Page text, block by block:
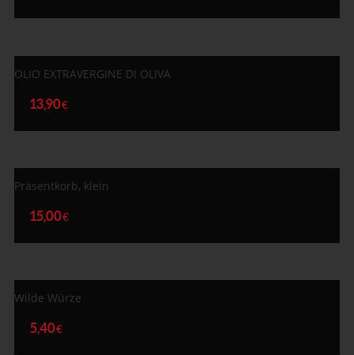
OLIO EXTRAVERGINE DI OLIVA
13,90€
Präsentkorb, klein
15,00€
Wilde Würze
5,40€